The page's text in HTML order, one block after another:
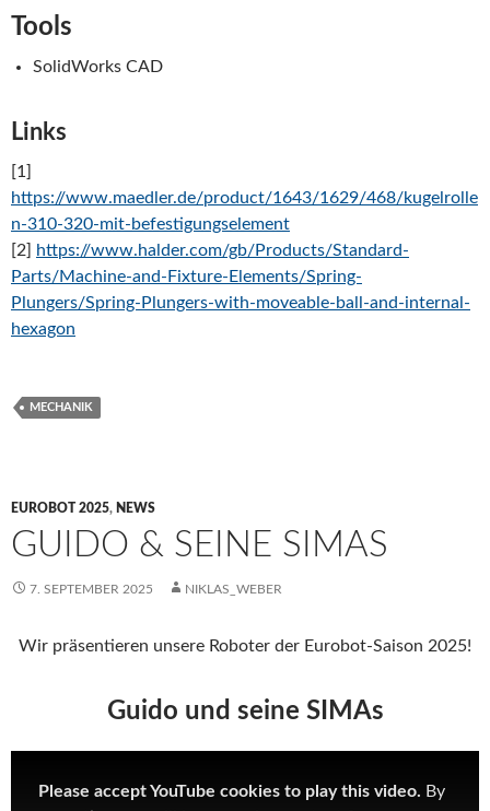
Tools
SolidWorks CAD
Links
[1]
https://www.maedler.de/product/1643/1629/468/kugelrolle
n-310-320-mit-befestigungselement
[2] https://www.halder.com/gb/Products/Standard-
Parts/Machine-and-Fixture-Elements/Spring-
Plungers/Spring-Plungers-with-moveable-ball-and-internal-
hexagon
MECHANIK
EUROBOT 2025, NEWS
GUIDO & SEINE SIMAS
7. SEPTEMBER 2025 NIKLAS_WEBER
Wir präsentieren unsere Roboter der Eurobot-Saison 2025!
Guido und seine SIMAs
Please accept YouTube cookies to play this video. By